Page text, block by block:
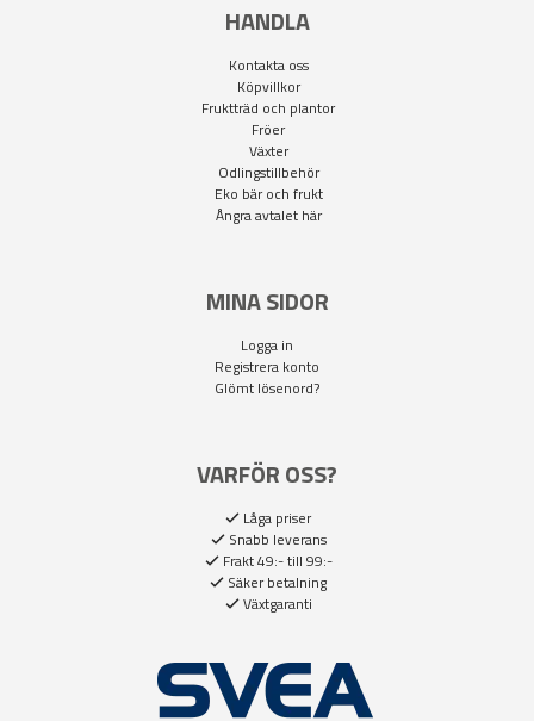
HANDLA
Kontakta oss
Köpvillkor
Fruktträd och plantor
Fröer
Växter
Odlingstillbehör
Eko bär och frukt
Ångra avtalet här
MINA SIDOR
Logga in
Registrera konto
Glömt lösenord?
VARFÖR OSS?
Låga priser
Snabb leverans
Frakt 49:- till 99:-
Säker betalning
Växtgaranti